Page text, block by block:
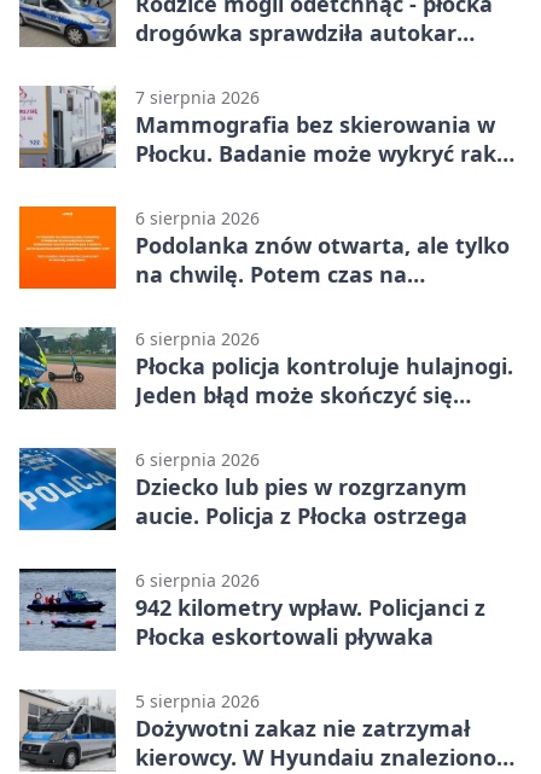
drogówka sprawdziła autokar
7 sierpnia 2026
Mammografia bez skierowania w
Płocku. Badanie może wykryć raka,
6 sierpnia 2026
Podolanka znów otwarta, ale tylko
na chwilę. Potem czas na
6 sierpnia 2026
Płocka policja kontroluje hulajnogi.
Jeden błąd może skończyć się
6 sierpnia 2026
Dziecko lub pies w rozgrzanym
aucie. Policja z Płocka ostrzega
6 sierpnia 2026
942 kilometry wpław. Policjanci z
Płocka eskortowali pływaka
5 sierpnia 2026
Dożywotni zakaz nie zatrzymał
kierowcy. W Hyundaiu znaleziono